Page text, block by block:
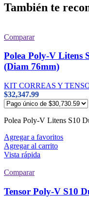
También te
Comparar
Polea Poly-V Litens
(Diam 76mm)
KIT CORREAS Y
$32,347.99
Polea Poly-V Litens S10
Agregar a favoritos
Agregar al carrito
Vista rápida
Comparar
Tensor Poly-V S10